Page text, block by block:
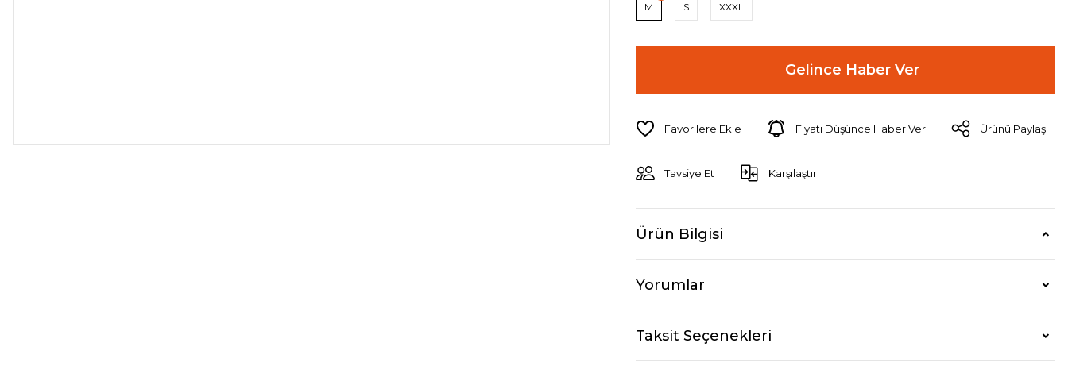
M S XXXL
Gelince Haber Ver
Fiyatı Düşünce Haber Ver Ürünü Paylaş
Tavsiye Et Karşılaştır
Ürün Bilgisi
Yorumlar
Taksit Seçenekleri